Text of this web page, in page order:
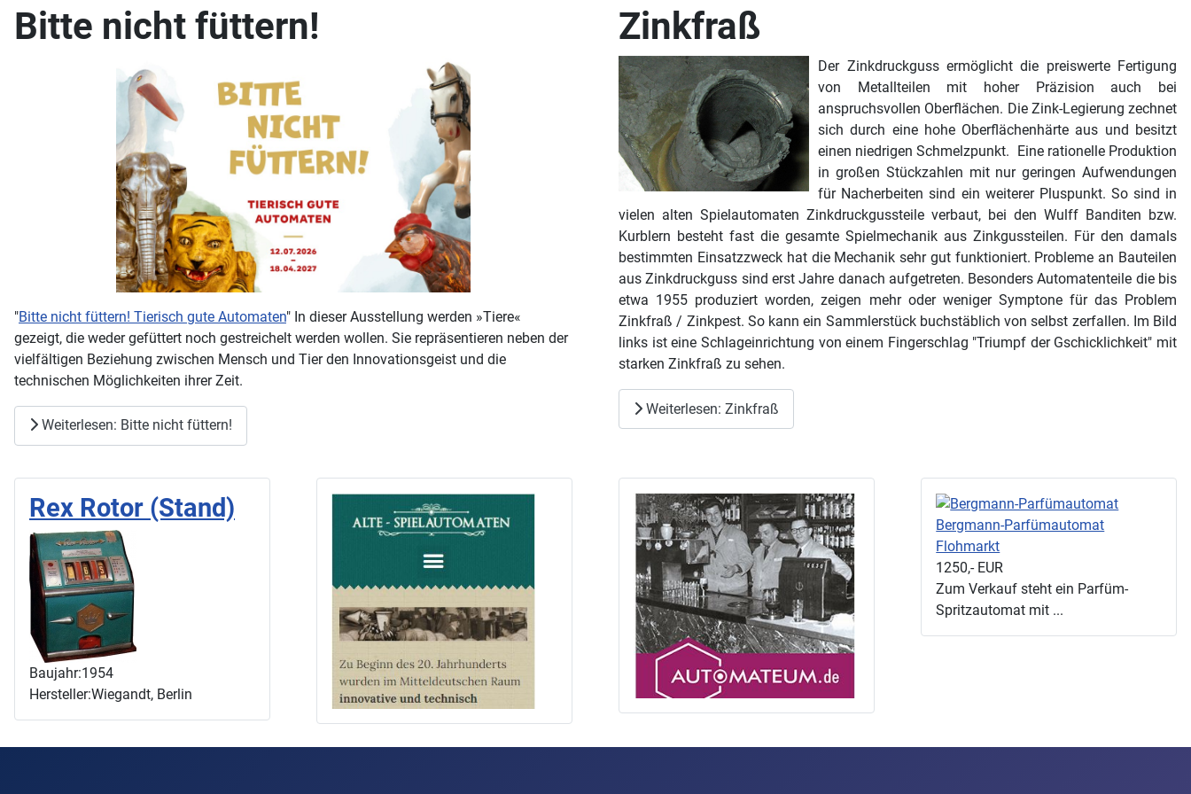
IMO Elektra
Bitte nicht füttern!
"Bitte nicht füttern! Tierisch gute Automaten" In dieser Ausstellung werden »Tiere«
gezeigt, die weder gefüttert noch gestreichelt werden wollen. Sie repräsentieren neben der
vielfältigen Beziehung zwischen Mensch und Tier den Innovationsgeist und die
technischen Möglichkeiten ihrer Zeit.
Weiterlesen: Bitte nicht füttern!
Zinkfraß
Der Zinkdruckguss ermöglicht die preiswerte Fertigung
von Metallteilen mit hoher Präzision auch bei
anspruchsvollen Oberflächen. Die Zink-Legierung zechnet
sich durch eine hohe Oberflächenhärte aus und besitzt
einen niedrigen Schmelzpunkt. Eine rationelle Produktion
in großen Stückzahlen mit nur geringen Aufwendungen
für Nacherbeiten sind ein weiterer Pluspunkt. So sind in
vielen alten Spielautomaten Zinkdruckgussteile verbaut, bei den Wulff Banditen bzw.
Kurblern besteht fast die gesamte Spielmechanik aus Zinkgussteilen. Für den damals
bestimmten Einsatzzweck hat die Mechanik sehr gut funktioniert. Probleme an Bauteilen
aus Zinkdruckguss sind erst Jahre danach aufgetreten. Besonders Automatenteile die bis
etwa 1955 produziert worden, zeigen mehr oder weniger Symptone für das Problem
Zinkfraß / Zinkpest. So kann ein Sammlerstück buchstäblich von selbst zerfallen. Im Bild
links ist eine Schlageinrichtung von einem Fingerschlag "Triumpf der Gschicklichkeit" mit
starken Zinkfraß zu sehen.
Weiterlesen: Zinkfraß
Rex Rotor (Stand)
Baujahr:1954
Hersteller:Wiegandt, Berlin
Bergmann-Parfümautomat
Flohmarkt
1250,- EUR
Zum Verkauf steht ein Parfüm-
Spritzautomat mit ...